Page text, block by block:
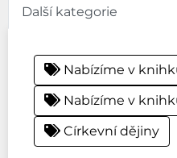
Další kategorie
Nabízíme v
Nabízíme v
Církevní dějiny